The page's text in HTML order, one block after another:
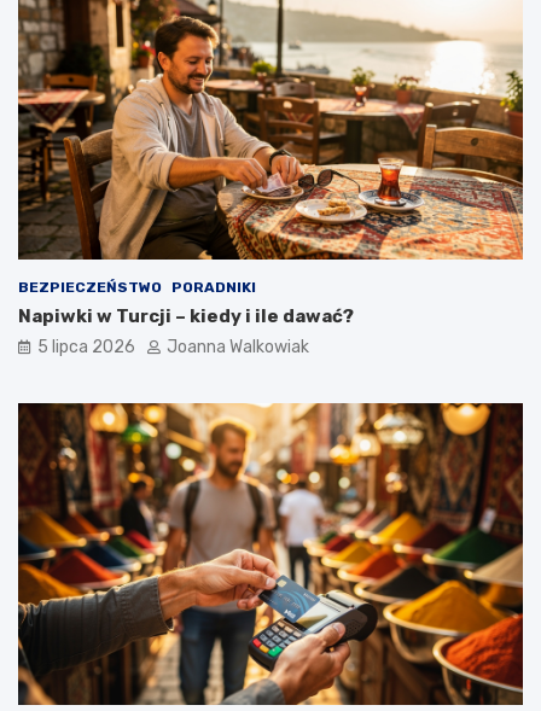
BEZPIECZEŃSTWO PORADNIKI
Napiwki w Turcji – kiedy i ile dawać?
5 lipca 2026 Joanna Walkowiak